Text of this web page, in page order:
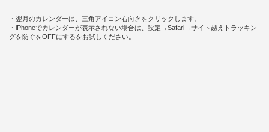
・翌月のカレンダーは、三角アイコン右向きをクリックします。
・iPhoneでカレンダーが表示されない場合は、設定→Safari→サイト越えトラッキン
グを防ぐをOFFにするをお試しください。